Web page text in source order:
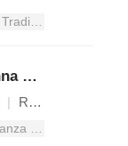
Festa per la Madonna della Neve
| Roccagiovine